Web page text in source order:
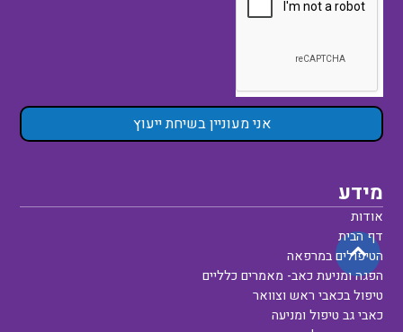
אני מעוניין בשיחת ייעוץ
מידע
אודות
דף הבית
הטיפולים במרפאה
הפגה ומניעת כאב- מאמרים כלליים
טיפול בכאבי ראש וצוואר
כאבי גב טיפול ומניעה